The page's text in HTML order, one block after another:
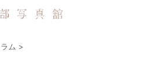
ム >